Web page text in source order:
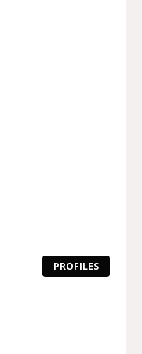
PROFILES